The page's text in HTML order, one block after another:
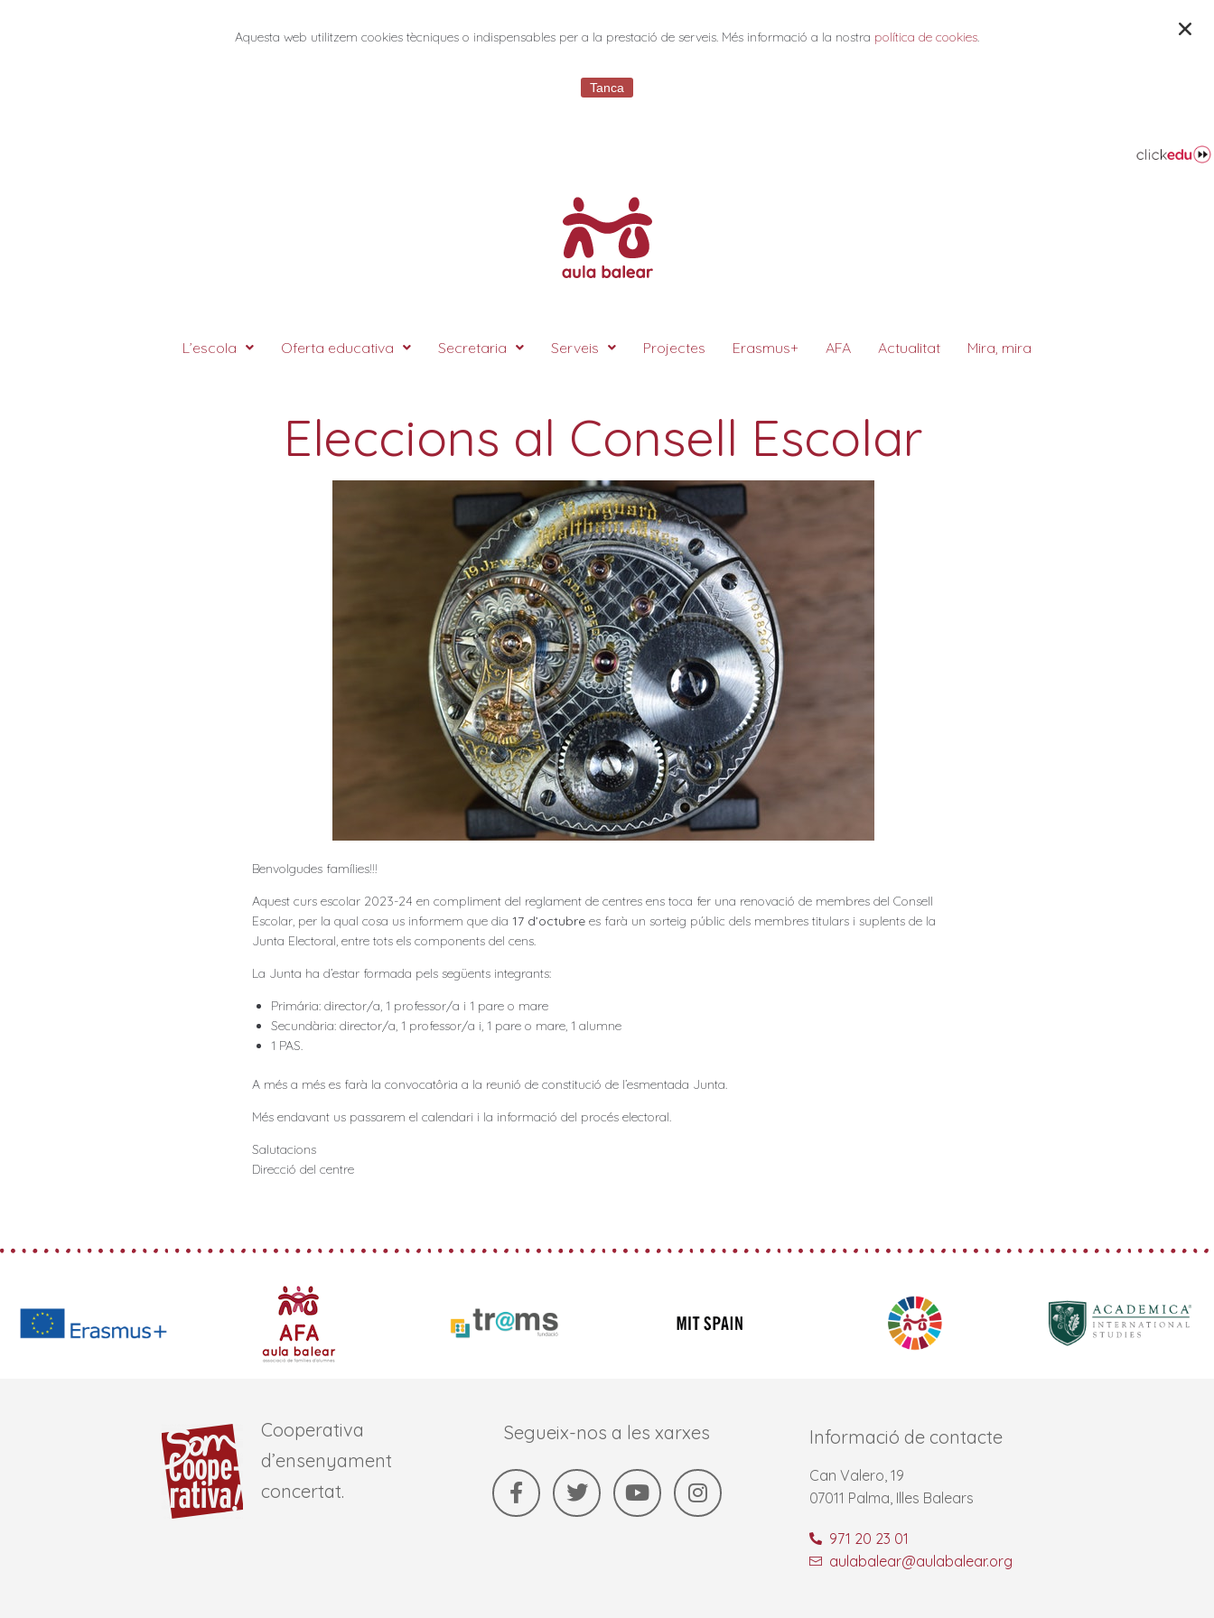
L’escola Oferta educativa Secretaria Serveis Projectes Erasmus+ AFA Actualitat Mira, mira
Eleccions al Consell Escolar
Benvolgudes famílies!!!
Aquest curs escolar 2023-24 en compliment del reglament de centres ens toca fer una renovació de membres del Consell
Escolar, per la qual cosa us informem que dia 17 d’octubrees farà un sorteig públic dels membres titulars i suplents de la
Junta Electoral, entre tots els components del cens.
La Junta ha d’estar formada pels següents integrants:
Primária: director/a, 1 professor/a i 1 pare o mare
Secundària: director/a, 1 professor/a i, 1 pare o mare, 1 alumne
1 PAS.
A més a més es farà la convocatôria a la reunió de constitució de l’esmentada Junta.
Més endavant us passarem el calendari i la informació del procés electoral.
Salutacions
Direcció del centre
Cooperativa
d’ensenyament
concertat.
Segueix-nos a les xarxes Informació de contacte
Can Valero, 19
07011 Palma, Illes Balears
971 20 23 01
aulabalear@aulabalear.org
Aquesta web utilitzem cookies tècniques o indispensables per a la prestació de serveis. Més informació a la nostra política de cookies.
Tanca